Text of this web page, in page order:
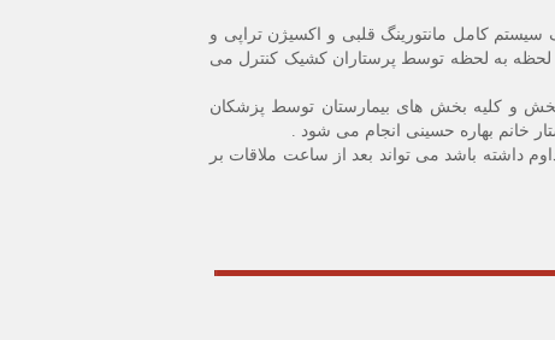
کامل مانتورینگ قلبی و اکسیژن تراپی و
لحظه به لحظه توسط پرستاران کشیک کنترل می
و کلیه بخش های بیمارستان توسط پزشکان
خانم بهاره حسینی انجام می شود .
به همراه مداوم داشته باشد می تواند بعد از ساعت ملاقات بر